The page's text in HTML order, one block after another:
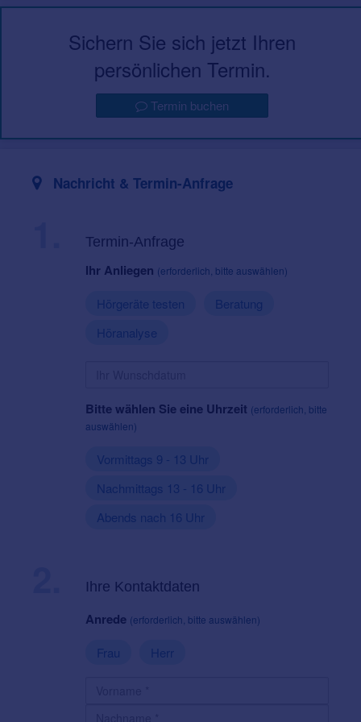
Sichern Sie sich jetzt Ihren
persönlichen Termin.
Termin buchen
Nachricht & Termin-Anfrage
Termin-Anfrage
Ihr Anliegen (erforderlich, bitte auswählen)
Hörgeräte testen
Beratung
Höranalyse
Bitte wählen Sie eine Uhrzeit (erforderlich, bitte
auswählen)
Vormittags 9 - 13 Uhr
Nachmittags 13 - 16 Uhr
Abends nach 16 Uhr
Ihre Kontaktdaten
Anrede (erforderlich, bitte auswählen)
Frau Herr